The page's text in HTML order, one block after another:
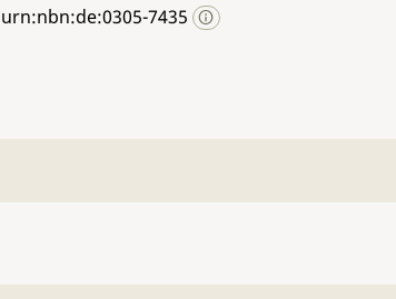
urn:nbn:de:0305-7435